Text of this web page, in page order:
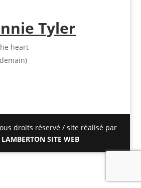
Tyler
heart
droits réservé / site réalisé par
SITE WEB